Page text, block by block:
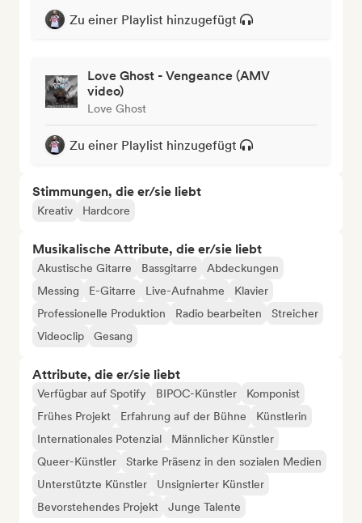
Zu einer Playlist hinzugefügt
Love Ghost - Vengeance (AMV
video)
Love Ghost
Zu einer Playlist hinzugefügt
Stimmungen, die er/sie liebt
Kreativ Hardcore
Musikalische Attribute, die er/sie liebt
Akustische Gitarre Bassgitarre
Abdeckungen
Messing
E-Gitarre Live-Aufnahme
Klavier
Professionelle Produktion
Radio bearbeiten
Streicher
Videoclip
Gesang
Attribute, die er/sie liebt
Verfügbar auf Spotify BIPOC-Künstler
Komponist
Frühes Projekt
Erfahrung auf der Bühne
Künstlerin
Internationales Potenzial
Männlicher Künstler
Queer-Künstler
Starke Präsenz in den sozialen Medien
Unterstützte Künstler
Unsignierter Künstler
Bevorstehendes Projekt
Junge Talente